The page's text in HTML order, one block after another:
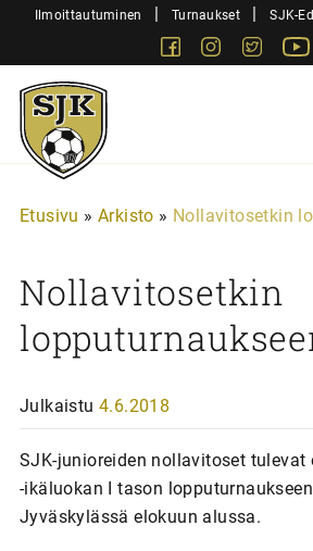
SiirryIlmoittautuminen | Turnaukset | SJK-
FacebookInstagram
Twitter
Sjk-
Juniorit
Etusivu » Arkisto » Nollavitosetkin
Nollavitosetkin
Julkaistu 4.6.2018
SJK-junioreiden nollavitoset tulevat
-ikäluokan I tason
Jyväskylässä elokuun alussa.